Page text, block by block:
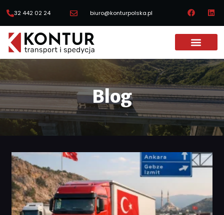
32 442 02 24 biuro@konturpolska.pl
Blog